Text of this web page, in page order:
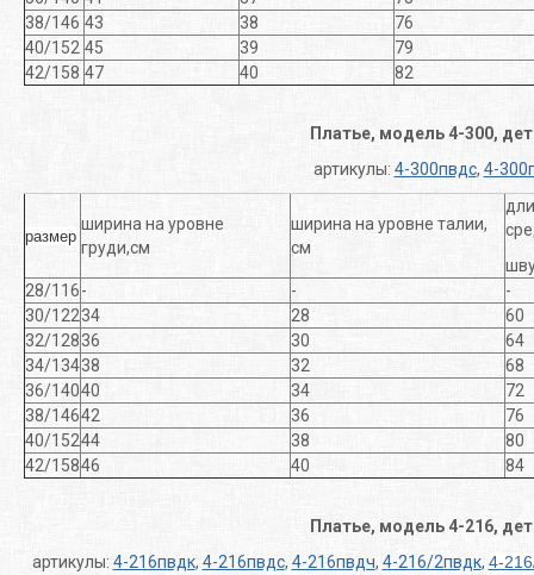
38/146 43 38
76
40/152 45 39
79
42/158 47 40 82
Платье, модель 4-300,
артикулы: 4-300пвдс, 4-
размер
ширина на уровне
груди,см
ширина на уровне талии,
см
28/116- -
-
30/12234 28
60
32/12836 30
64
34/13438 32
68
36/14040 34
72
38/14642 36
76
40/15244 38
80
42/15846 40 84
Платье, модель 4-216,
артикулы: 4-216пвдк, 4-216пвдс, 4-216пвдч, 4-216/2пвдк, 4-